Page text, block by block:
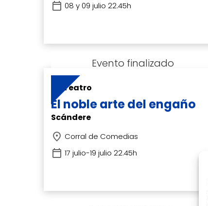
08 y 09 julio 22.45h
Teatro
El noble arte del engaño
Scándere
Corral de Comedias
17 julio-19 julio 22.45h